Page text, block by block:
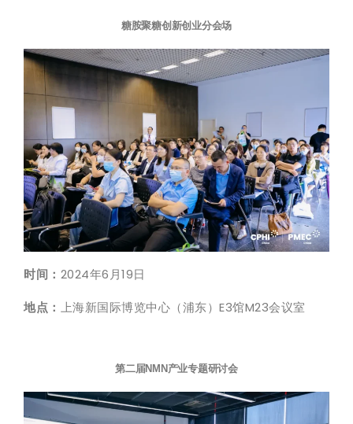
糖胺聚糖创新创业分会场
时间： 2024年6月19日
地点： 上海新国际博览中心（浦东）E3馆M23会议室
第二届NMN产业专题研讨会